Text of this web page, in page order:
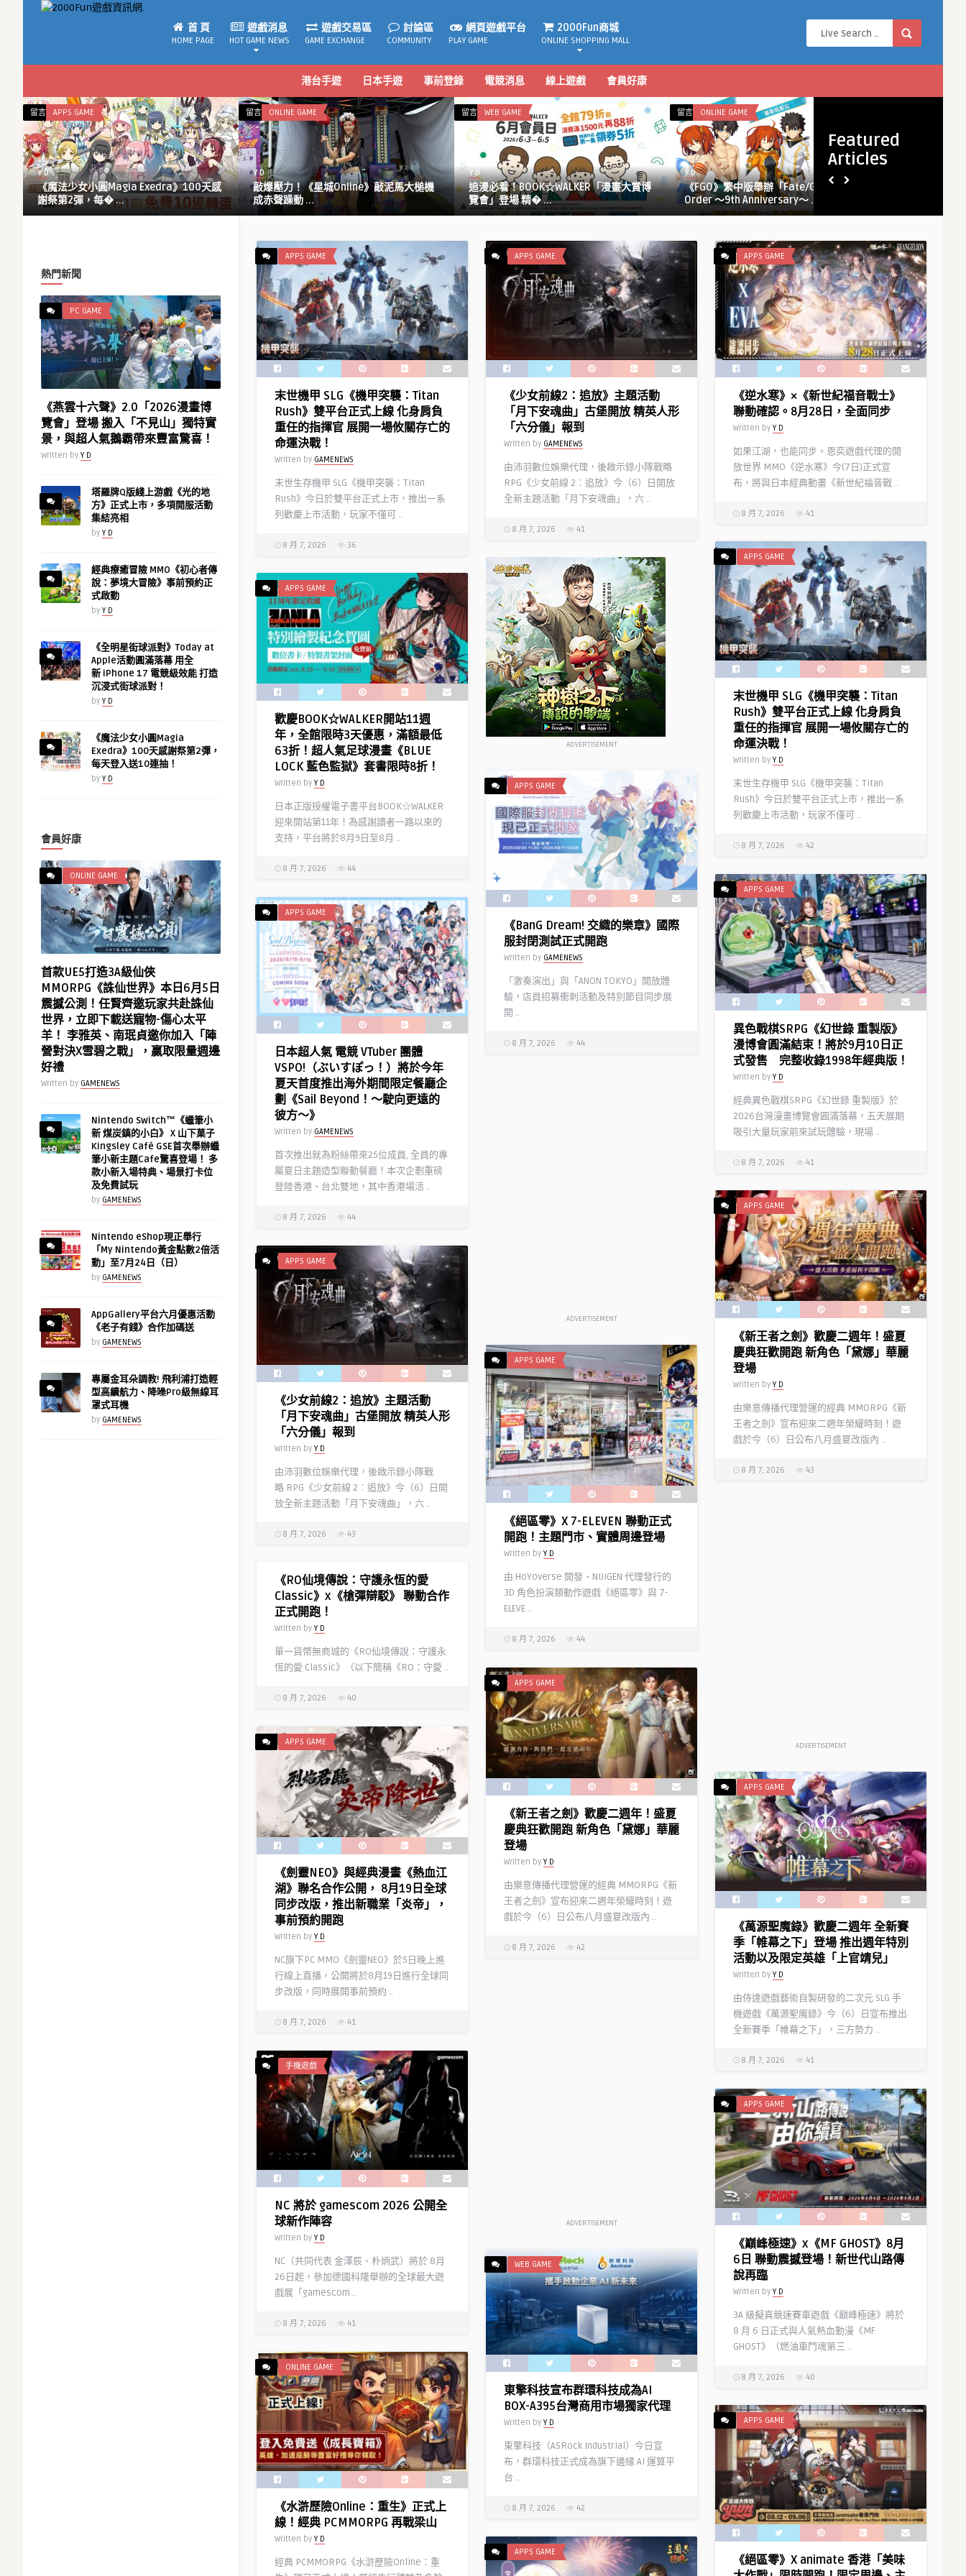
首 頁
HOME PAGE
遊戲消息
HOT GAME NEWS
遊戲交易區
GAME EXCHANGE
討論區
COMMUNITY
網頁遊戲平台
PLAY GAME
2000Fun商城
ONLINE SHOPPING MALL
港台手遊 日本手遊 事前登錄 電競消息 線上遊戲 會員好康
Featured
Articles
在
〈《魔
法
少
女
小
圓
天
感
謝
祭
第
2
每
入
送
10
抽！〉
中
留言功能已關閉
APPS GAME
Y D
《魔法少女小圓Magia Exedra》100天感
謝祭第2彈，每� ...
在
〈敲
爆
壓
力！
《星
城
馬
大
槌
機
成
赤
躁
留言功能已關閉
ONLINE GAME
Y D
敲爆壓力！《星城Online》敲泥馬大槌機
成赤聲躁動 ...
在
〈追
漫
看！
BOOK☆WALKER「漫
畫
留言功能已關閉
WEB GAME
Y D
追漫必看！BOOK☆WALKER「漫畫大賞博
覽會」登場 精� ...
在
〈《FGO》
繁
中
版
舉
辦
9th
Anniversary
者
空
留言功能已關閉
ONLINE GAME
Y D
《FGO》繁中版舉辦「Fate/Grand
Order ～9th Anniversary～ ...
界
RPG《異
環》
全
平
台
公
測
本
測
利
及
人
氣
角
色
「娜
情
熱門新聞
PC GAME
《燕雲十六聲》2.0「2026漫畫博
覽會」登場 搬入「不見山」獨特實
景，與超人氣鵝霸帶來豐富驚喜！
Written by Y D
塔羅牌Q版綫上游戲《光的地
方》正式上市，多項開服活動
集結亮相
by Y D
經典療癒冒險 MMO《初心者傳
說：夢境大冒險》事前預約正
式啟動
by Y D
《全明星街球派對》Today at
Apple活動圓滿落幕 用全
新 iPhone 17 電競級效能 打造
沉浸式街球派對！
by Y D
《魔法少女小圓Magia
Exedra》100天感謝祭第2彈，
每天登入送10連抽！
by Y D
會員好康
ONLINE GAME
首款UE5打造3A級仙俠
MMORPG《誅仙世界》本日6月5日
震撼公測！任賢齊邀玩家共赴誅仙
世界，立即下載送寵物-傷心太平
羊！ 李雅英、南珉貞邀你加入「陣
營對決X雪碧之戰」，贏取限量週邊
好禮
Written by GAMENEWS
Nintendo Switch™《蠟筆小
新 煤炭鎮的小白》 X 山下菓子
Kingsley Café GSE首次舉辦蠟
筆小新主題Cafe驚喜登場！ 多
款小新入場特典、場景打卡位
及免費試玩
by GAMENEWS
Nintendo eShop現正舉行
「My Nintendo黃金點數2倍活
動」至7月24日（日）
by GAMENEWS
AppGallery平台六月優惠活動
《老子有錢》合作加碼送
by GAMENEWS
專屬金耳朵調教! 飛利浦打造輕
型高續航力、降噪Pro級無線耳
罩式耳機
by GAMENEWS
APPS GAME
末世機甲 SLG《機甲突襲：Titan
Rush》雙平台正式上線 化身肩負
重任的指揮官 展開一場攸關存亡的
命運決戰！
Written by GAMENEWS
末世生存機甲 SLG《機甲突襲：Titan
Rush》今日於雙平台正式上市，推出一系
列歡慶上市活動，玩家不僅可 ..
8 月 7, 2026 36
APPS GAME
《少女前線2：追放》主題活動
「月下安魂曲」古堡開放 精英人形
「六分儀」報到
Written by GAMENEWS
由沛羽數位娛樂代理，後啟示錄小隊戰略
RPG《少女前線 2︰追放》今（6）日開放
全新主題活動「月下安魂曲」，六 ..
8 月 7, 2026 41
APPS GAME
《逆水寒》×《新世紀福音戰士》
聯動確認。8月28日，全面同步
Written by Y D
如果江湖，也能同步。恩奕遊戲代理的開
放世界 MMO《逆水寒》今(7日)正式宣
布，將與日本經典動畫《新世紀福音戰 ..
8 月 7, 2026 41
APPS GAME
末世機甲 SLG《機甲突襲：Titan
Rush》雙平台正式上線 化身肩負
重任的指揮官 展開一場攸關存亡的
命運決戰！
Written by Y D
末世生存機甲 SLG《機甲突襲：Titan
Rush》今日於雙平台正式上市，推出一系
列歡慶上市活動，玩家不僅可 ..
8 月 7, 2026 42
ADVERTISEMENT
APPS GAME
歡慶BOOK☆WALKER開站11週
年，全館限時3天優惠，滿額最低
63折！超人氣足球漫畫《BLUE
LOCK 藍色監獄》套書限時8折！
Written by Y D
日本正版授權電子書平台BOOK☆WALKER
迎來開站第11年！為感謝讀者一路以來的
支持，平台將於8月9日至8月 ..
8 月 7, 2026 44
APPS GAME
《BanG Dream! 交織的樂章》國際
服封閉測試正式開跑
Written by GAMENEWS
「激奏演出」與「ANON TOKYO」開放體
驗，店員招募衝刺活動及特別節目同步展
開 ..
8 月 7, 2026 44
APPS GAME
異色戰棋SRPG《幻世錄 重製版》
漫博會圓滿結束！將於9月10日正
式發售 完整收錄1998年經典版！
Written by Y D
經典異色戰棋SRPG《幻世錄 重製版》於
2026台灣漫畫博覽會圓滿落幕，五天展期
吸引大量玩家前來試玩體驗，現場 ..
8 月 7, 2026 41
APPS GAME
日本超人氣 電競 VTuber 團體
VSPO!（ぶいすぽっ！）將於今年
夏天首度推出海外期間限定餐廳企
劃《Sail Beyond！～駛向更遠的
彼方～》
Written by GAMENEWS
首次推出就為粉絲帶來25位成員, 全員的專
屬夏日主題造型聯動餐廳！本次企劃重磅
登陸香港、台北雙地，其中香港場活 ..
8 月 7, 2026 44
ADVERTISEMENT
APPS GAME
《新王者之劍》歡慶二週年！盛夏
慶典狂歡開跑 新角色「黛娜」華麗
登場
Written by Y D
由樂意傳播代理營運的經典 MMORPG《新
王者之劍》宣布迎來二週年榮耀時刻！遊
戲於今（6）日公布八月盛夏改版內 ..
8 月 7, 2026 43
APPS GAME
《少女前線2：追放》主題活動
「月下安魂曲」古堡開放 精英人形
「六分儀」報到
Written by Y D
由沛羽數位娛樂代理，後啟示錄小隊戰
略 RPG《少女前線 2︰追放》今（6）日開
放全新主題活動「月下安魂曲」，六 ..
8 月 7, 2026 43
APPS GAME
《絕區零》X 7-ELEVEN 聯動正式
開跑！主題門市、實體周邊登場
Written by Y D
由 HoYoverse 開發、NIJIGEN 代理發行的
3D 角色扮演類動作遊戲《絕區零》與 7-
ELEVE ..
8 月 7, 2026 44
ADVERTISEMENT
《RO仙境傳說：守護永恆的愛
Classic》x《槍彈辯駁》 聯動合作
正式開跑！
Written by Y D
單一貨幣無商城的《RO仙境傳說：守護永
恆的愛 Classic》（以下簡稱《RO：守愛 ..
8 月 7, 2026 40
APPS GAME
《新王者之劍》歡慶二週年！盛夏
慶典狂歡開跑 新角色「黛娜」華麗
登場
Written by Y D
由樂意傳播代理營運的經典 MMORPG《新
王者之劍》宣布迎來二週年榮耀時刻！遊
戲於今（6）日公布八月盛夏改版內 ..
8 月 7, 2026 42
APPS GAME
《劍靈NEO》與經典漫畫《熱血江
湖》聯名合作公開， 8月19日全球
同步改版，推出新職業「炎帝」，
事前預約開跑
Written by Y D
NC旗下PC MMO《劍靈NEO》於5日晚上進
行線上直播，公開將於8月19日進行全球同
步改版，同時展開事前預約 ..
8 月 7, 2026 41
APPS GAME
《萬源聖魔錄》歡慶二週年 全新賽
季「帷幕之下」登場 推出週年特別
活動以及限定英雄「上官靖兒」
Written by Y D
由侍達遊戲藝術自製研發的二次元 SLG 手
機遊戲《萬源聖魔錄》今（6）日宣布推出
全新賽季「帷幕之下」，三方勢力 ..
8 月 7, 2026 41
ADVERTISEMENT
手機遊戲
NC 將於 gamescom 2026 公開全
球新作陣容
Written by Y D
NC（共同代表 金澤辰、朴炳武）將於 8月
26日起，參加德國科隆舉辦的全球最大遊
戲展「gamescom ..
8 月 7, 2026 41
APPS GAME
《巔峰極速》x《MF GHOST》8月
6日 聯動震撼登場！新世代山路傳
說再臨
Written by Y D
3A 級擬真競速賽車遊戲《巔峰極速》將於
8 月 6 日正式與人氣熱血動漫《MF
GHOST》（燃油車鬥魂第三 ..
8 月 7, 2026 40
WEB GAME
東擎科技宣布群環科技成為AI
BOX-A395台灣商用市場獨家代理
Written by Y D
東擎科技（ASRock Industrial）今日宣
布，群環科技正式成為旗下邊緣 AI 運算平
台 ..
8 月 7, 2026 42
ONLINE GAME
《水滸歷險Online：重生》正式上
線！經典 PCMMORPG 再戰梁山
Written by Y D
經典 PCMMORPG《水滸歷險Online：重
APPS GAME
《絕區零》X animate 香港「美味
APPS GAME